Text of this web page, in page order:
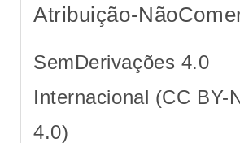
Atribuição-
SemDerivações 4.0
Internacional (CC BY-
4.0)